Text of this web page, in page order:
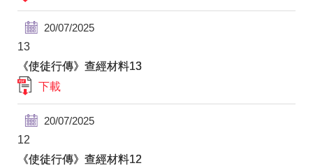
20/07/2025
13
《使徒行傳》查經材料13
下載
20/07/2025
12
《使徒行傳》查經材料12